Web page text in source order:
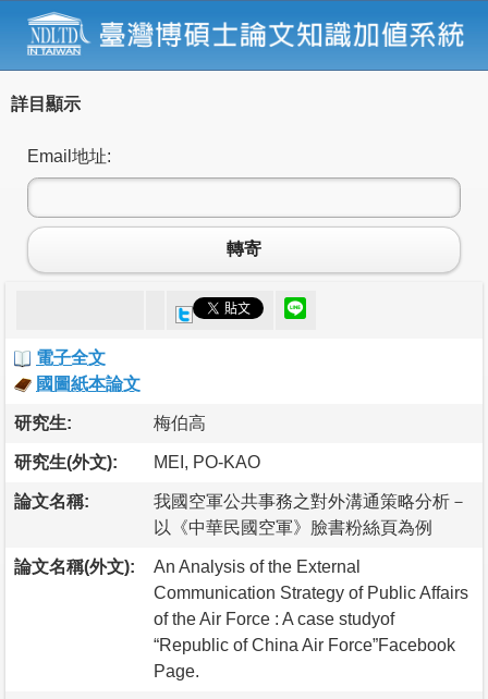
詳目顯示
Email地址:
轉寄
電子全文
國圖紙本論文
研究生: 梅伯高
研究生(外文): MEI, PO-KAO
論文名稱:
我國空軍公共事務之對外溝通策略分析－
以《中華民國空軍》臉書粉絲頁為例
論文名稱(外文):
An Analysis of the External
Communication Strategy of Public Affairs
of the Air Force : A case studyof
“Republic of China Air Force”Facebook
Page.